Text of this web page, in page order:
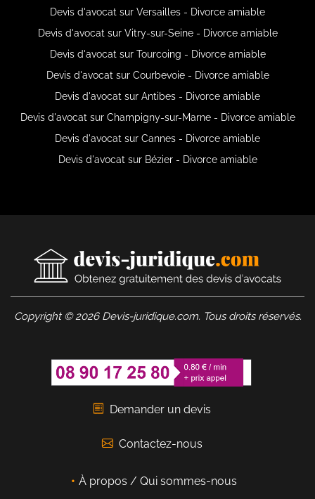
Devis d'avocat sur Versailles - Divorce amiable
Devis d'avocat sur Vitry-sur-Seine - Divorce amiable
Devis d'avocat sur Tourcoing - Divorce amiable
Devis d'avocat sur Courbevoie - Divorce amiable
Devis d'avocat sur Antibes - Divorce amiable
Devis d'avocat sur Champigny-sur-Marne - Divorce amiable
Devis d'avocat sur Cannes - Divorce amiable
Devis d'avocat sur Bézier - Divorce amiable
Copyright © 2026 Devis-juridique.com. Tous droits réservés.
Demander un devis
Contactez-nous
À propos / Qui sommes-nous